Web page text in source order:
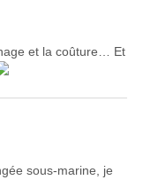
et la coûture… Et
sous-marine, je